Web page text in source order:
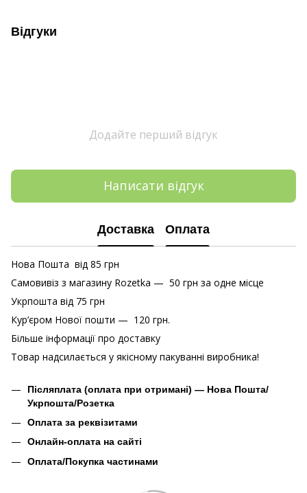
Відгуки
Додайте перший відгук
Написати відгук
Доставка Оплата
Нова Пошта від 85 грн
Самовивіз з магазину Rozetka — 50 грн за одне місце
Укрпошта від 75 грн
Кур’єром Нової пошти — 120 грн.
Більше інформації про доставку
Товар надсилається у якісному пакуванні виробника!
Післяплата (оплата при отримані) — Нова Пошта/
Укрпошта/Розетка
Оплата за реквізитами
Онлайн-оплата на сайті
Оплата/Покупка частинами